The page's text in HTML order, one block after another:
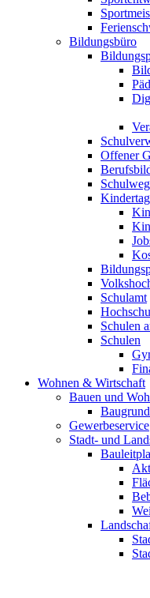
Bildungsbüro
Offener
Schulamt
Schulen
Schulen
Wohnen & Wirtschaft
Bauen und
Gewerbeservice
Stadt- und